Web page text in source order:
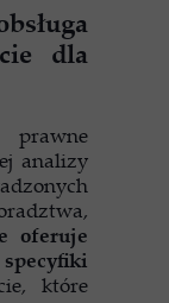
dla
analizy
oferuje
które